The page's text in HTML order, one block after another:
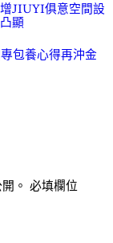
JIUYI俱意空間設
顯
包養心得再沖金
。 必填欄位